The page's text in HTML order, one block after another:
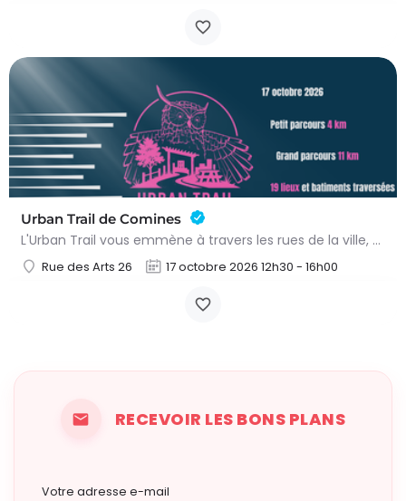
Urban Trail de Comines
L'Urban Trail vous emmène à travers les rues de la ville, mais aussi dans des lieux emblématiques et des…
Rue des Arts 26 17 octobre 2026 12h30 - 16h00
RECEVOIR LES BONS PLANS
Votre adresse e-mail